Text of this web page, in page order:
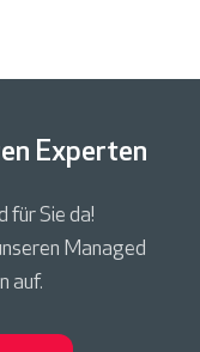
Experten
für Sie da!
Managed
auf.